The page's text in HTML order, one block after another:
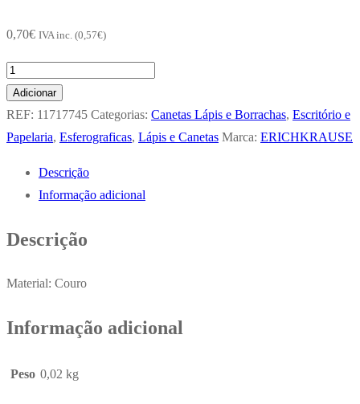
0,70€ IVA inc. (0,57€)
Quantidade
de
Esferográfica
Azul
Blister
Adicionar
REF: 11717745 Categorias: Canetas Lápis e Borrachas, Escritório e
Papelaria, Esferograficas, Lápis e Canetas Marca: ERICHKRAUSE
Descrição
Informação adicional
Descrição
Material: Couro
Informação adicional
Peso 0,02 kg